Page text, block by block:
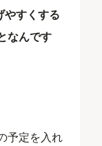
やすくする
なんです
予定を入れ